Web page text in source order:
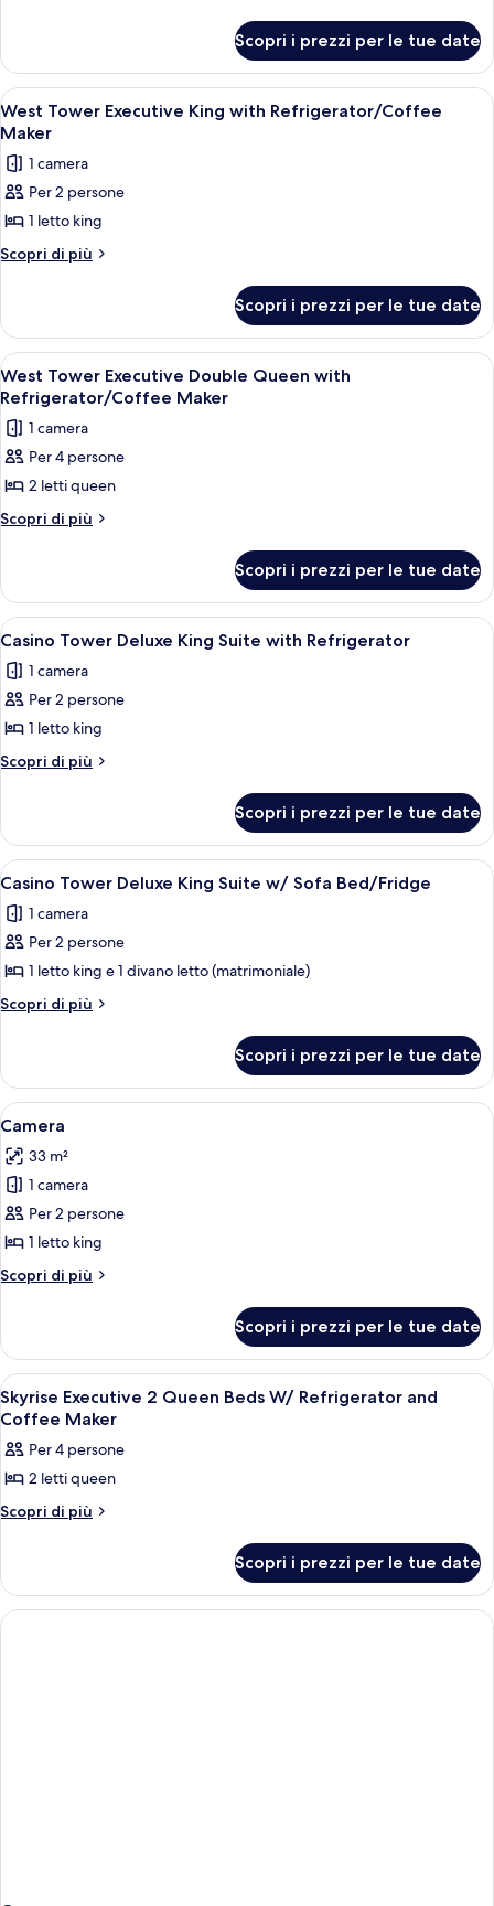
Double
Queen
with
Refrigerator
Tower
Deluxe
Double
Queen
Refrigerator
Scopri i prezzi per le tue date
Apri
tutte
le
foto
per
West
Tower
with
Refrigerator/Coffee
Maker
Camera d'albergo con un letto
3
West Tower Executive King with Refrigerator/Coffee
Maker
1 camera
Per 2 persone
1 letto king
Scopri di più
Altri
Tower
Executive
King
with
Refrigerator/Coffee
Maker
Scopri i prezzi per le tue date
Apri
tutte
le
foto
per
West
Tower
Queen
with
Refrigerator/Coffee
Maker
Una camera d'albergo con un letto
5
West Tower Executive Double Queen with
Refrigerator/Coffee Maker
1 camera
Per 4 persone
2 letti queen
Scopri di più
Altri
Tower
Executive
Double
with
Refrigerator/Coffee
Scopri i prezzi per le tue date
Apri
tutte
le
foto
per
Casino
King
Suite
with
Refrigerator
Una camera d'albergo con un letto
2
Casino Tower Deluxe King Suite with Refrigerator
1 camera
Per 2 persone
1 letto king
Scopri di più
Altri
Tower
Deluxe
King
with
Refrigerator
Scopri i prezzi per le tue date
Apri
tutte
le
foto
per
Casino
King
Suite
w/
Sofa
Bed/Fridge
Una camera d'albergo con un letto,
1
Casino Tower Deluxe King Suite w/ Sofa Bed/Fridge
1 camera
Per 2 persone
1 letto king e 1 divano letto (matrimoniale)
Scopri di più
Altri
Tower
Deluxe
King
w/
Sofa
Bed/Fridge
Scopri i prezzi per le tue date
Apri
tutte
le
foto
per
Camera
Una camera d'albergo con un letto
1
Camera
33 m²
1 camera
Per 2 persone
1 letto king
Scopri di più
Altri
Scopri i prezzi per le tue date
Apri
tutte
le
foto
per
Skyrise
Queen
Beds
Una camera d'albergo con due letti,
1
Skyrise Executive 2 Queen Beds W/ Refrigerator and
Coffee Maker
Per 4 persone
2 letti queen
Scopri di più
Altri
Executive
Queen
Scopri i prezzi per le tue date